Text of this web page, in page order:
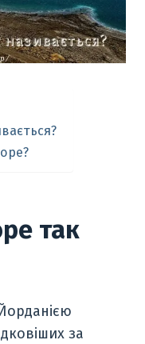
так
за